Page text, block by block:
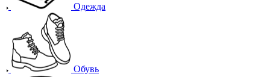
Одежда
Обувь